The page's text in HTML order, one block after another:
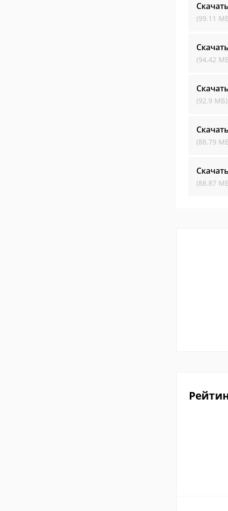
(99.11
(94.42
(92.9 МБ)
(88.79
(88.87